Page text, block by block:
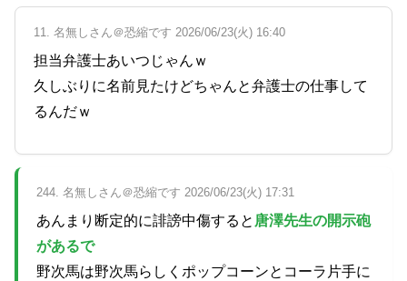
11. 名無しさん＠恐縮です 2026/06/23(火) 16:40
担当弁護士あいつじゃんｗ
久しぶりに名前見たけどちゃんと弁護士の仕事して
るんだｗ
244. 名無しさん＠恐縮です 2026/06/23(火) 17:31
あんまり断定的に誹謗中傷すると 唐澤先生の開示砲
があるで
野次馬は野次馬らしくポップコーンとコーラ片手に